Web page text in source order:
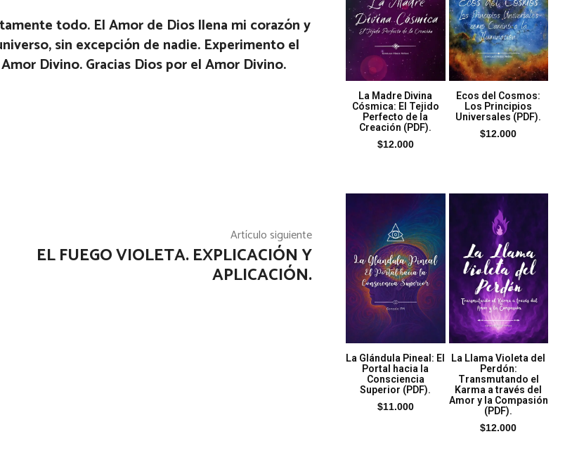
todo. El Amor de Dios llena mi corazón y
sin excepción de nadie. Experimento el
Divino. Gracias Dios por el Amor Divino.
Artículo siguiente
EL FUEGO VIOLETA. EXPLICACIÓN Y
APLICACIÓN.
La Madre Divina
Cósmica: El Tejido
Perfecto de la
Creación (PDF).
$12.000
Ecos del Cosmos:
Los Principios
Universales (PDF).
$12.000
La Glándula Pineal: El
Portal hacia la
Consciencia
Superior (PDF).
$11.000
La Llama Violeta del
Perdón:
Transmutando el
Karma a través del
Amor y la Compasión
(PDF).
$12.000